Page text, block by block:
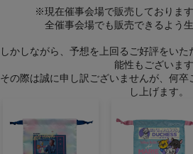
※現在催事会場で販売しております
全催事会場でも販売できるよう
しかしながら、予想を上回るご好評をい
能性もございます
その際は誠に申し訳ございませんが、何卒
し上げます。